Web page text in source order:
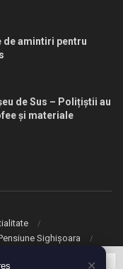
de amintiri pentru
de Sus – Polițiștii au
și materiale
Sighișoara
✕